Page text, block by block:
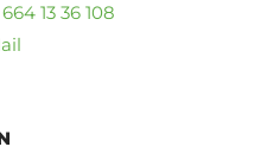
13 36 108